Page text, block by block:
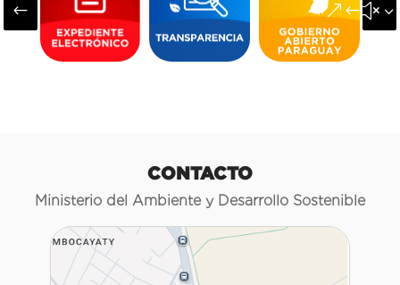
#
CONTACTO
Ministerio del Ambiente y Desarrollo Sostenible